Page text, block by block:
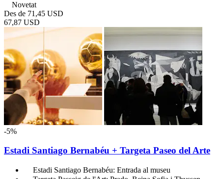
Novetat
Des de 71,45 USD
67,87 USD
-5%
Estadi Santiago Bernabéu + Targeta Paseo del Arte
Estadi Santiago Bernabéu: Entrada al museu